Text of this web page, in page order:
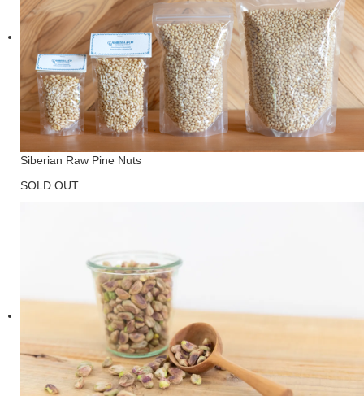
Siberian Raw Pine Nuts
SOLD OUT